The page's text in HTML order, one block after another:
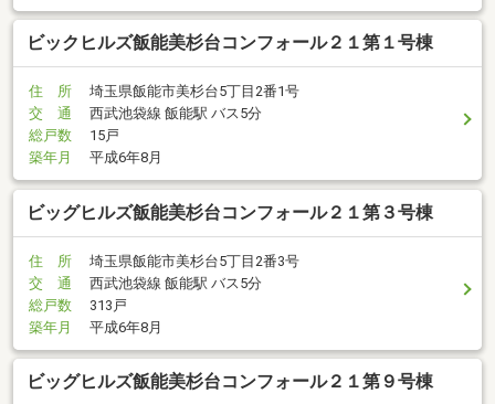
ビックヒルズ飯能美杉台コンフォール２１第１号棟
住 所
埼玉県飯能市美杉台5丁目2番1号
交 通
西武池袋線 飯能駅 バス5分
総戸数
15戸
築年月
平成6年8月
ビッグヒルズ飯能美杉台コンフォール２１第３号棟
住 所
埼玉県飯能市美杉台5丁目2番3号
交 通
西武池袋線 飯能駅 バス5分
総戸数
313戸
築年月
平成6年8月
ビッグヒルズ飯能美杉台コンフォール２１第９号棟